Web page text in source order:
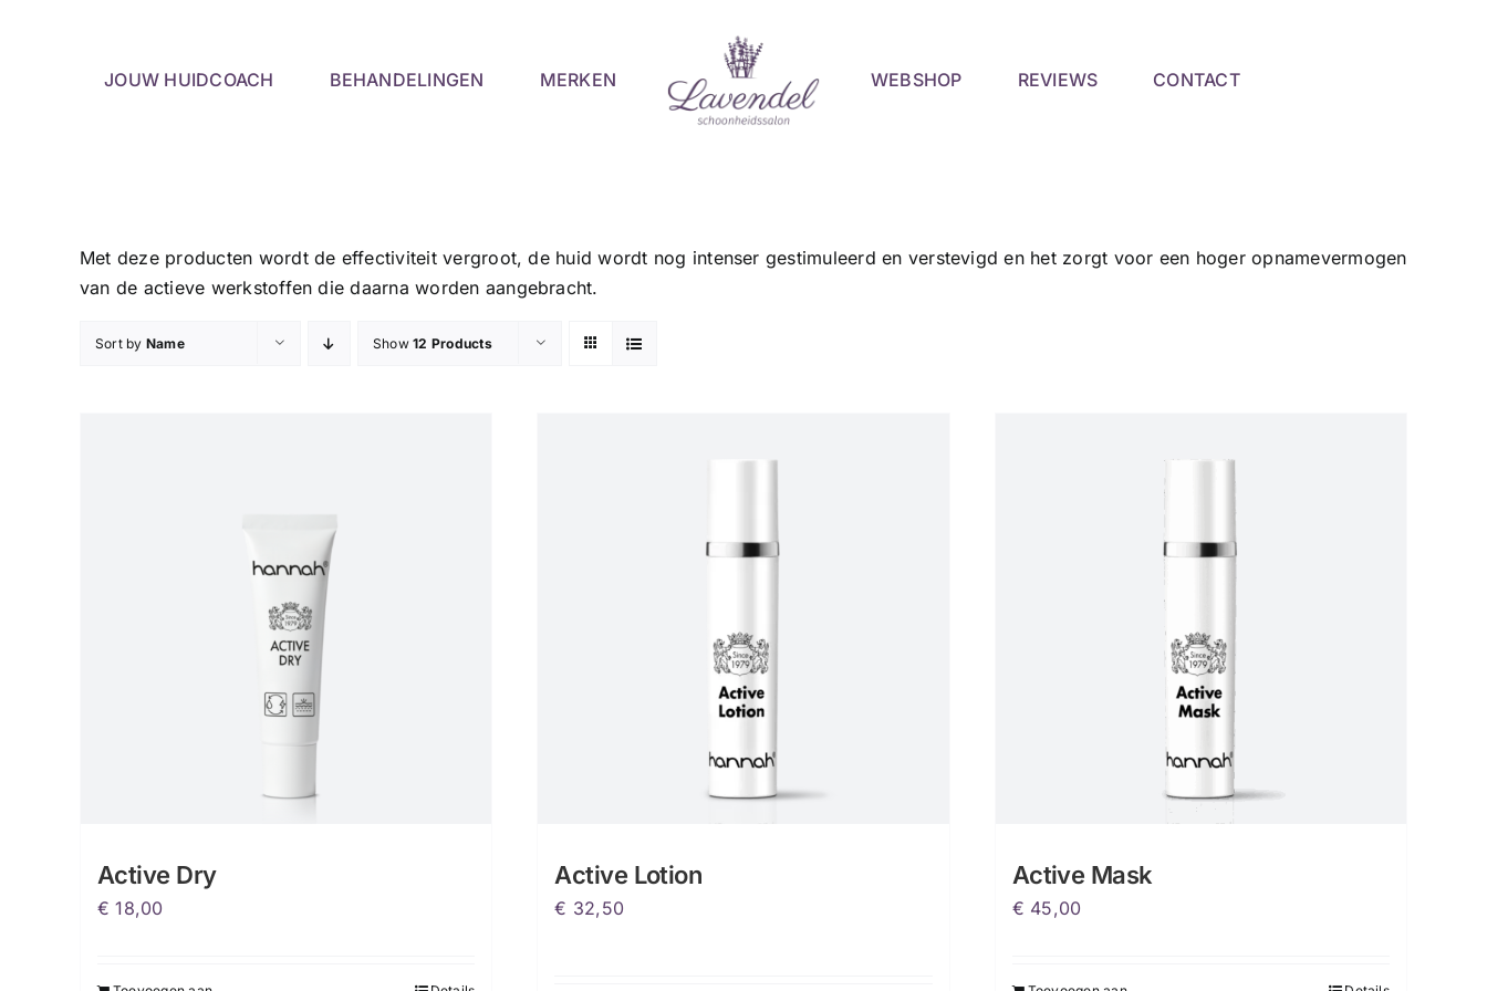
JOUW HUIDCOACH BEHANDELINGEN MERKEN WEBSHOP REVIEWS CONTACT
Met deze producten wordt de effectiviteit vergroot, de huid wordt nog intenser gestimuleerd en verstevigd en het zorgt voor een hoger opnamevermogen
van de actieve werkstoffen die daarna worden aangebracht.
Sort by Name Show12 Products
Active Dry
€ 18,00
Active Lotion
€ 32,50
Active Mask
€ 45,00